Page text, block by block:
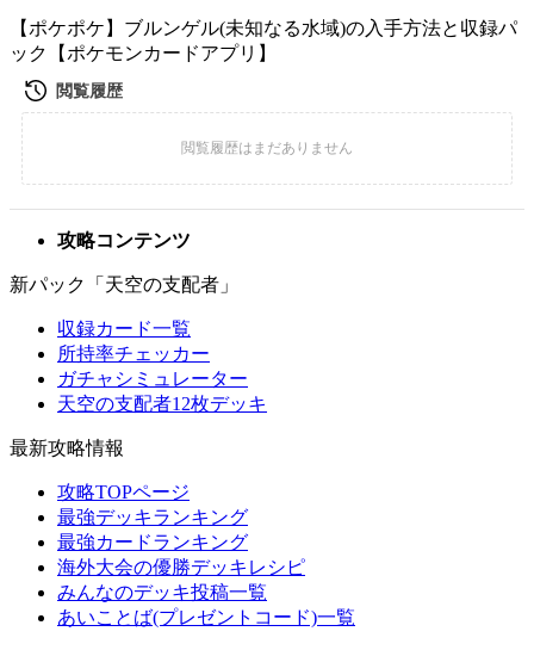
【ポケポケ】ブルンゲル(未知なる水域)の入手方法と収録パ
ック【ポケモンカードアプリ】
攻略コンテンツ
新パック「天空の支配者」
収録カード一覧
所持率チェッカー
ガチャシミュレーター
天空の支配者12枚デッキ
最新攻略情報
攻略TOPページ
最強デッキランキング
最強カードランキング
海外大会の優勝デッキレシピ
みんなのデッキ投稿一覧
あいことば(プレゼントコード)一覧